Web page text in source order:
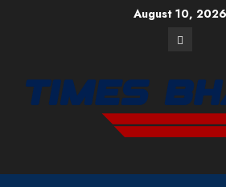
August 10, 2026
Facebook